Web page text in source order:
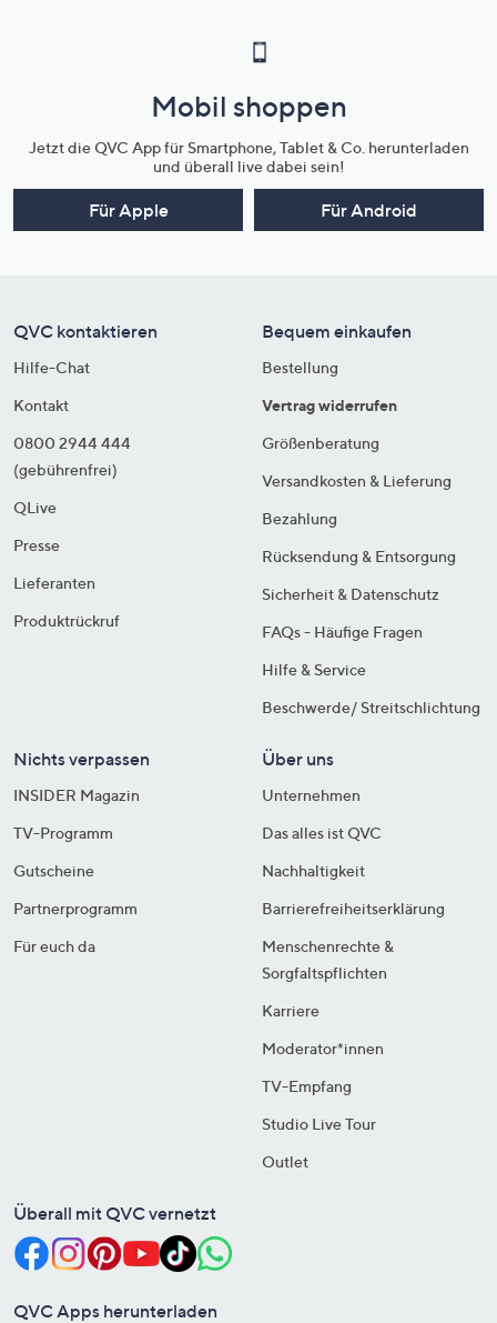
Mobil shoppen
Jetzt die QVC App für Smartphone, Tablet & Co. herunterladen
und überall live dabei sein!
Für Apple Für Android
QVC kontaktieren
Hilfe-Chat
Kontakt
0800 2944 444
(gebührenfrei)
QLive
Presse
Lieferanten
Produktrückruf
Bequem einkaufen
Bestellung
Vertrag widerrufen
Größenberatung
Versandkosten & Lieferung
Bezahlung
Rücksendung & Entsorgung
Sicherheit & Datenschutz
FAQs - Häufige Fragen
Hilfe & Service
Beschwerde/ Streitschlichtung
Nichts verpassen
INSIDER Magazin
TV-Programm
Gutscheine
Partnerprogramm
Für euch da
Über uns
Unternehmen
Das alles ist QVC
Nachhaltigkeit
Barrierefreiheitserklärung
Menschenrechte &
Sorgfaltspflichten
Karriere
Moderator*innen
TV-Empfang
Studio Live Tour
Outlet
Überall mit QVC vernetzt
QVC Apps herunterladen